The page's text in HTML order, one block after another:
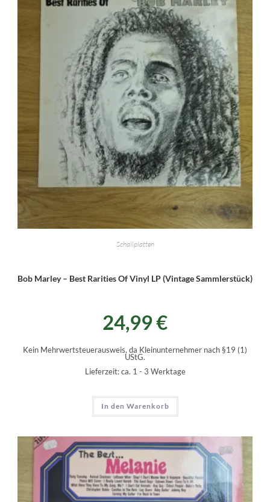
Schallplatten
Bob Marley – Best Rarities Of Vinyl LP (Vintage Sammlerstück)
24,99€
Kein Mehrwertsteuerausweis, da Kleinunternehmer nach §19 (1)
UStG.
Lieferzeit: ca. 1 - 3 Werktage
In den Warenkorb